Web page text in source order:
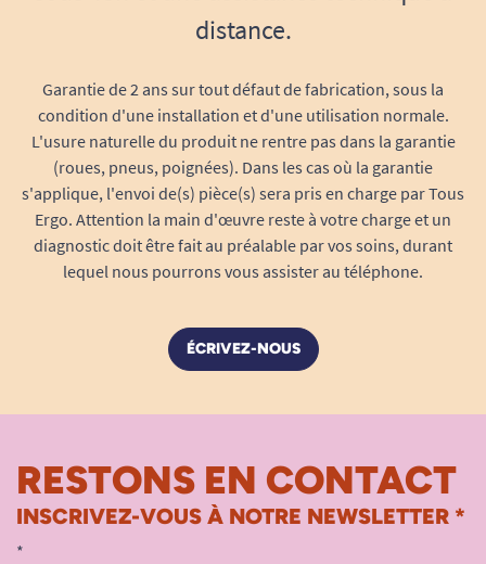
Taille de l’heure: 3,5 cm |Jour: 2 cm |Date
: 1 cm
Résolution: 1024 × 768
Écran LED rétroéclairé
Luminosité réglable (3 niveaux)
: plastique noir
mm)
Sauvegarde des paramètresen cas de
distance.
Garantie de 2 ans sur tout défaut de fabrication, sous la
condition d'une installation et d'une utilisation normale.
L'usure naturelle du produit ne rentre pas dans la garantie
(roues, pneus, poignées). Dans les cas où la garantie
s'applique, l'envoi de(s) pièce(s) sera pris en charge par Tous
Ergo. Attention la main d'œuvre reste à votre charge et un
diagnostic doit être fait au préalable par vos soins, durant
lequel nous pourrons vous assister au téléphone.
ÉCRIVEZ-NOUS
RESTONS EN CONTACT
INSCRIVEZ-VOUS À NOTRE NEWSLETTER *
*